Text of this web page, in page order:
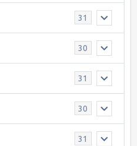
31
30
31
30
31